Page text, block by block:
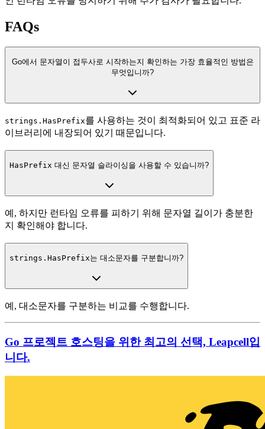
FAQs
Go에서 문자열이 접두사로 시작하는지 확인하는 가장 효율적인 방법은
무엇입니까?
strings.HasPrefix를 사용하는 것이 최적화되어 있고 표준 라
이브러리에 내장되어 있기 때문입니다.
HasPrefix 대신 문자열 슬라이싱을 사용할 수 있습니까?
예, 하지만 런타임 오류를 피하기 위해 문자열 길이가 충분한
지 확인해야 합니다.
strings.HasPrefix는 대소문자를 구분합니까?
예, 대소문자를 구분하는 비교를 수행합니다.
Go 프로젝트 호스팅을 위한 최고의 선택, Leapcell입
니다.